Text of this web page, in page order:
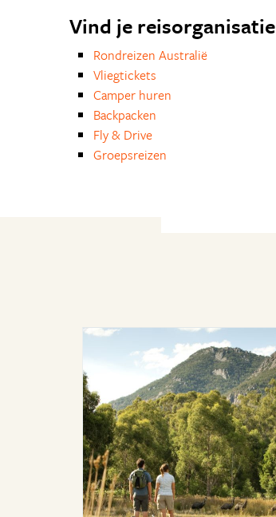
Vind je reisorganisatie
Rondreizen Australië
Vliegtickets
Camper huren
Backpacken
Fly & Drive
Groepsreizen